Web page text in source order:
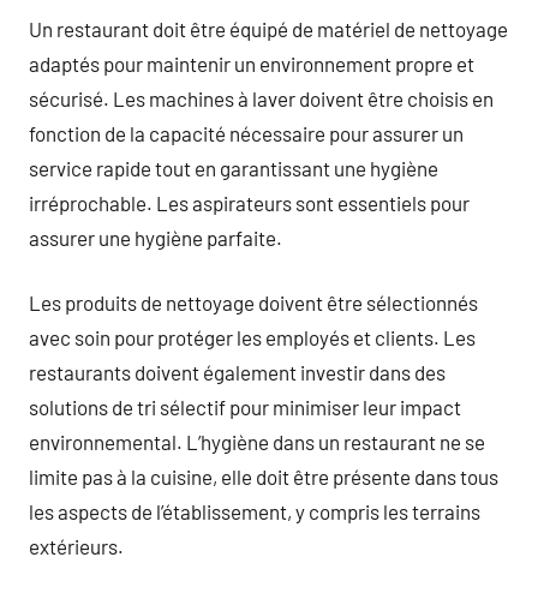
Un restaurant doit être équipé de matériel de nettoyage
adaptés pour maintenir un environnement propre et
sécurisé. Les machines à laver doivent être choisis en
fonction de la capacité nécessaire pour assurer un
service rapide tout en garantissant une hygiène
irréprochable. Les aspirateurs sont essentiels pour
assurer une hygiène parfaite.
Les produits de nettoyage doivent être sélectionnés
avec soin pour protéger les employés et clients. Les
restaurants doivent également investir dans des
solutions de tri sélectif pour minimiser leur impact
environnemental. L’hygiène dans un restaurant ne se
limite pas à la cuisine, elle doit être présente dans tous
les aspects de l’établissement, y compris les terrains
extérieurs.